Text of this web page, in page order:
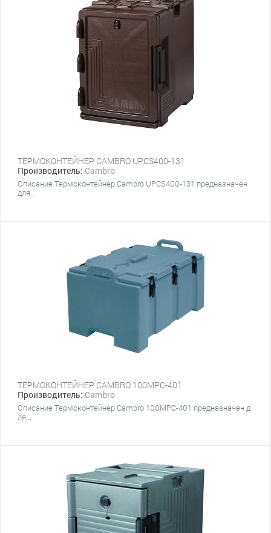
ТЕРМОКОНТЕЙНЕР CAMBRO UPCS400-131
Производитель: Cambro
Описание Термоконтейнер Cambro UPCS400-131 предназначен
для...
ТЕРМОКОНТЕЙНЕР CAMBRO 100MPC-401
Производитель: Cambro
Описание Термоконтейнер Cambro 100MPC-401 предназначен д
ля...